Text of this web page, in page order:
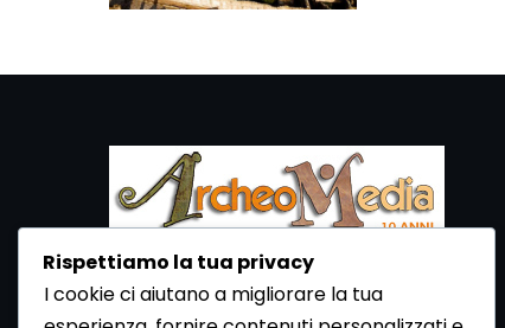
ArcheoMedia è una rivista di archeologia
ideata da Mediares S.c.
Rispettiamo la tua privacy
I cookie ci aiutano a migliorare la tua